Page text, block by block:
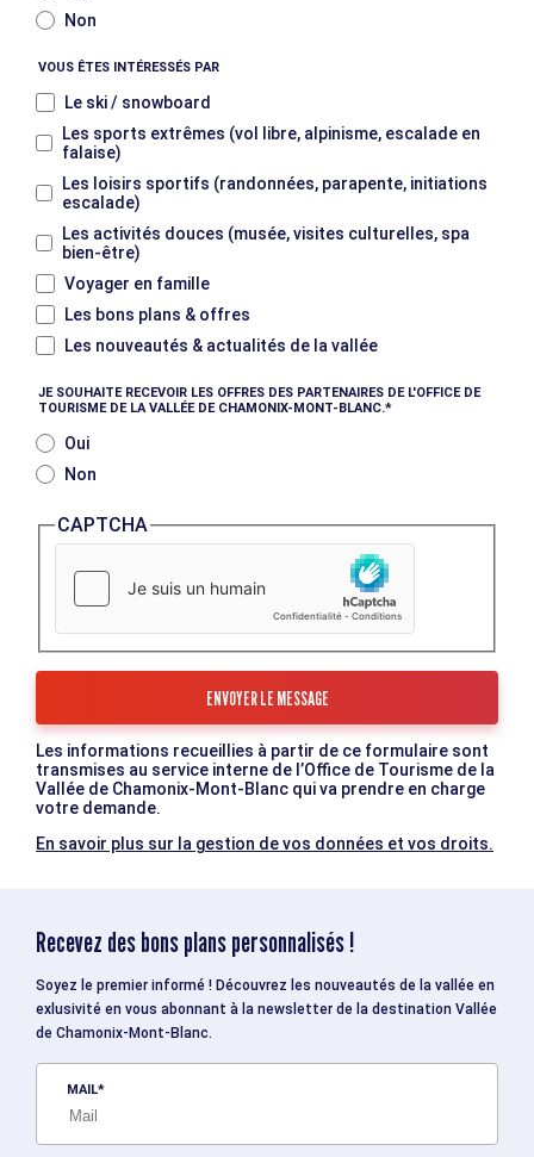
Non
VOUS ÊTES INTÉRESSÉS PAR
Le ski / snowboard
Les sports extrêmes (vol libre, alpinisme, escalade en
falaise)
Les loisirs sportifs (randonnées, parapente, initiations
escalade)
Les activités douces (musée, visites culturelles, spa
bien-être)
Voyager en famille
Les bons plans & offres
Les nouveautés & actualités de la vallée
JE SOUHAITE RECEVOIR LES OFFRES DES PARTENAIRES DE L'OFFICE DE
TOURISME DE LA VALLÉE DE CHAMONIX-MONT-BLANC.
Oui
Non
CAPTCHA
Les informations recueillies à partir de ce formulaire sont
transmises au service interne de l’Office de Tourisme de la
Vallée de Chamonix-Mont-Blanc qui va prendre en charge
votre demande.
En savoir plus sur la gestion de vos données et vos droits.
Recevez des bons plans personnalisés !
Soyez le premier informé ! Découvrez les nouveautés de la vallée en
exlusivité en vous abonnant à la newsletter de la destination Vallée
de Chamonix-Mont-Blanc.
MAIL